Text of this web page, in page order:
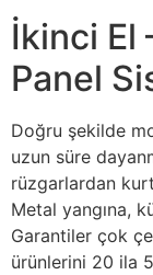
İkinci El
Panel
Doğru şekilde
uzun süre
rüzgarlardan
Metal yangına,
Garantiler çok
ürünlerini 20 ila